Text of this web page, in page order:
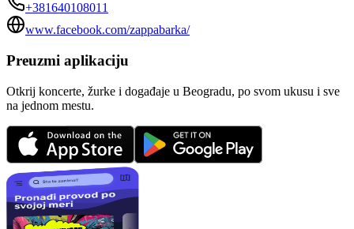
+381640108011
www.facebook.com/zappabarka/
Preuzmi aplikaciju
Otkrij koncerte, žurke i događaje u Beogradu, po svom ukusu i sve
na jednom mestu.